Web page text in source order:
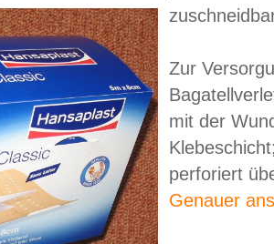
Zur
mit der
perforiert
Genauer